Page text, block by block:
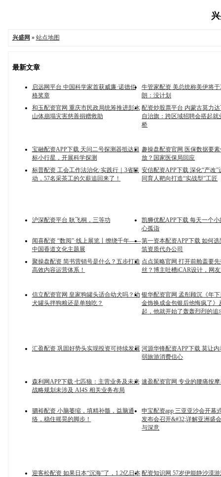
兴盛网 » 站点地图
最新文章
启远网平台 中国科学家首获威廉·诺德伯
格奖章
牛管家配资 美总统称美伊将
朗：没计划
和玉配资官网 重庆市民政局统筹推进彭水
山体崩塌灾害慈善捐赠救助
配资炒股票平台 内蒙古莫力
自治旗：跨区域招聘会搭起就
桥
宝融配资APP下载 天问二号探测器抵达目
标小行星，开展科学探测
趣操盘配资官网 医保数据要
放？国家医保局回应
标普配资 工会工作法治化·实践行｜3省联
动，57名采茶工的欠薪追回来了！
安信配资APP下载 深化“产改”
同育人靶向打造“实战型”工匠
沪深配资平台 耿飞桐，三等功
凯狮优配APP下载 每天一个
心孤诣
闻喜配资 “数阅”·线上展览丨缭绕千年——
中国香道文化主题展
第一资本配资APP下载 如何
筑资质代办公司
聚操盘配资 简书营销号是什么？五步打造
高效内容运营体系！
点点策略官网 打开前舱盖要
丝？博主吐槽iCAR设计，网
信立配资官网 皇家狗罐头适合幼犬吗？幼
犬罐头拌狗粮还是单独吃？
银华配资官网 孟彤顾沉《年
金饰换成金包银后他悔疯了》
起，他就开始了轰轰烈烈的追
汇盈配资 巩固好势头实现投资可持续发展 河源华锋配资APP下载 莫让
弱旅游消费信心
森利网APP下载 七匹狼：主营业务及未来
战略规划未涉及 AI4S 相关业务布局
速盈配资官网 专业的腰痛按
驷裕配资 小脑萎缩，填精补髓，益脑通
络，稳住摇晃的脚步！
申宝配资app 三亚亚沙会开幕
发布会召开&#32;详解亚洲盛
与深意
迎客松配资 如果日本“沉海”了，1.2亿日本配资知识网 57岁伊能静沙漠